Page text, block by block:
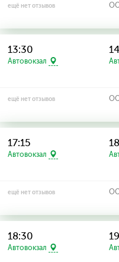
ещё нет отзывов
13:30
Автовокзал
ещё нет отзывов
17:15
Автовокзал
ещё нет отзывов
18:30
Автовокзал